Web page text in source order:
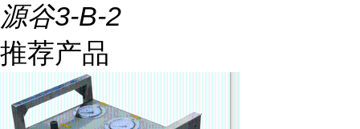
源谷3-B-2
推荐产品